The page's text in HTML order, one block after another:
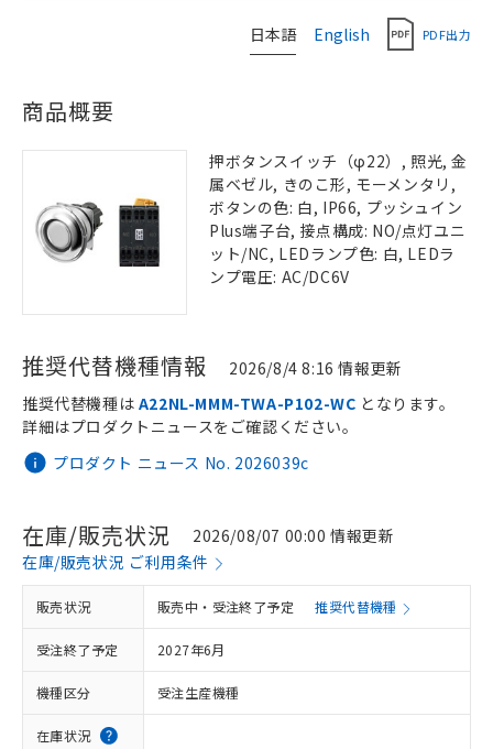
日本語 English PDF出力
商品概要
押ボタンスイッチ（φ22）, 照光, 金
属ベゼル, きのこ形, モーメンタリ,
ボタンの色: 白, IP66, プッシュイン
Plus端子台, 接点構成: NO/点灯ユニ
ット/NC, LEDランプ色: 白, LEDラ
ンプ電圧: AC/DC6V
推奨代替機種情報 2026/8/4 8:16 情報更新
プロダクト ニュース No. 2026039c
推奨代替機種は A22NL-MMM-TWA-P102-WC となります。
詳細はプロダクトニュースをご確認ください。
在庫/販売状況
2026/08/07 00:00 情報更新
在庫/販売状況 ご利用条件
販売状況 販売中・受注終了予定 推奨代替機種
受注終了予定 2027年6月
機種区分 受注生産機種
在庫状況